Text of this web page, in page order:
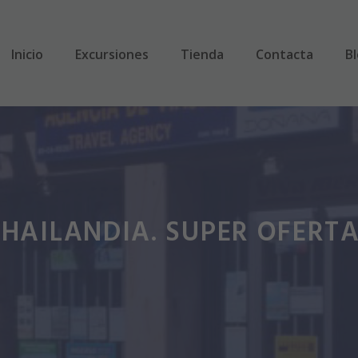
Inicio Excursiones Tienda Contacta
SUPER